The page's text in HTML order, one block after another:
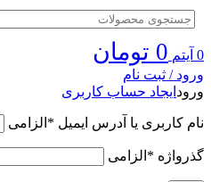
0 آیتم 0 تومان
ورود / ثبت نام
ورود ایجاد حساب کاربری
نام کاربری یا آدرس ایمیل * الزامی
گذرواژه * الزامی